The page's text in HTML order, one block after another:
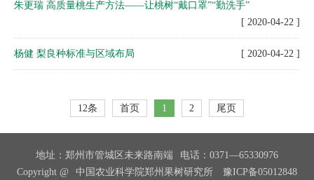
朱更瑞 高质量桃生产方法——让桃树“戴口罩”“勤洗手”
[ 2020-04-22 ]
杨健 梨良种标准与区域布局 [ 2020-04-22 ]
12条 首页 1 2 尾页
地址：郑州市管城区未来路南端
电话：0371—65330976
Copyright @
中国农业科学院郑州果树研究所 豫ICP备05012848